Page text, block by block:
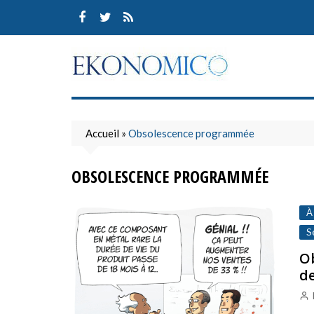
content
Accueil » Obsolescence programmée
OBSOLESCENCE PROGRAMMÉE
À